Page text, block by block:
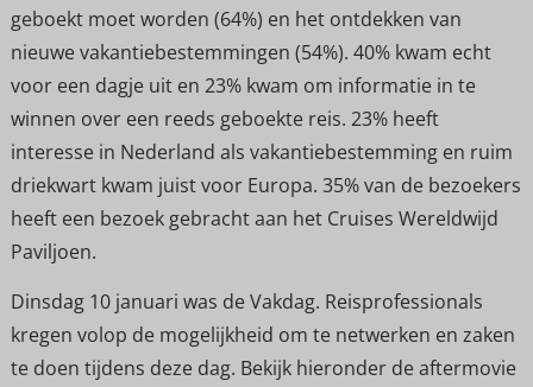
geboekt moet worden (64%) en het ontdekken van
nieuwe vakantiebestemmingen (54%). 40% kwam echt
voor een dagje uit en 23% kwam om informatie in te
winnen over een reeds geboekte reis. 23% heeft
interesse in Nederland als vakantiebestemming en ruim
driekwart kwam juist voor Europa. 35% van de bezoekers
heeft een bezoek gebracht aan het Cruises Wereldwijd
Paviljoen.
Dinsdag 10 januari was de Vakdag. Reisprofessionals
kregen volop de mogelijkheid om te netwerken en zaken
te doen tijdens deze dag. Bekijk hieronder de aftermovie